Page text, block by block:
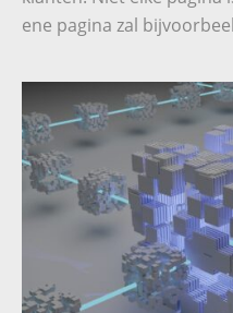
ene pagina zal